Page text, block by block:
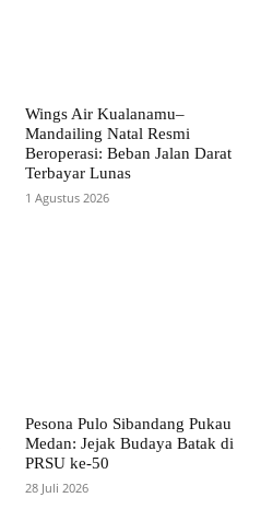
Wings Air Kualanamu–
Mandailing Natal Resmi
Beroperasi: Beban Jalan Darat
Terbayar Lunas
1 Agustus 2026
Pesona Pulo Sibandang Pukau
Medan: Jejak Budaya Batak di
PRSU ke-50
28 Juli 2026